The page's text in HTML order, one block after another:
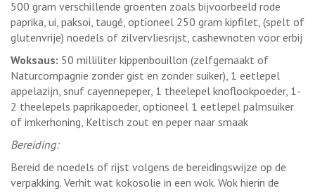
500 gram verschillende groenten zoals bijvoorbeeld rode
paprika, ui, paksoi, taugé, optioneel 250 gram kipfilet, (spelt of
glutenvrije) noedels of zilvervliesrijst, cashewnoten voor erbij
Woksaus: 50 milliliter kippenbouillon (zelfgemaakt of
Naturcompagnie zonder gist en zonder suiker), 1 eetlepel
appelazijn, snuf cayennepeper, 1 theelepel knoflookpoeder, 1-
2 theelepels paprikapoeder, optioneel 1 eetlepel palmsuiker
of imkerhoning, Keltisch zout en peper naar smaak
Bereiding:
Bereid de noedels of rijst volgens de bereidingswijze op de
verpakking. Verhit wat kokosolie in een wok. Wok hierin de